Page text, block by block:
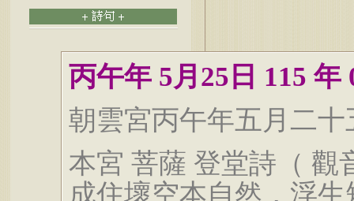
丙午年 5月25日 115 年
朝雲宮丙午年五月二
本宮 菩薩 登堂詩（ 觀
成住壞空本自然，浮